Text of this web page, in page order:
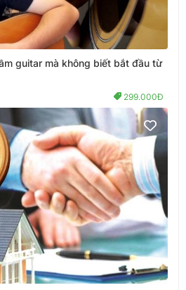
guitar mà không biết bắt đầu từ
299.000Đ